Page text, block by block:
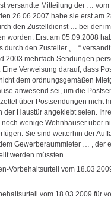
versandte Mitteilung der … vom
26.06.2007 habe sie erst am
den Zustelldienst … bei der
worden. Erst am 05.09.2008
den Zusteller „…“
2003 mehrfach Sendungen
Verweisung darauf, dass
dem ordnungsgemäßen
anwesend sei, um die
über Postsendungen nicht
Haustür angeklebt seien.
wenige Wohnhäuser über
Sie sind weiterhin der
Gewerberaummieter … , der
werden müssten.
Vorbehaltsurteil vom
vom 18.03.2009 für